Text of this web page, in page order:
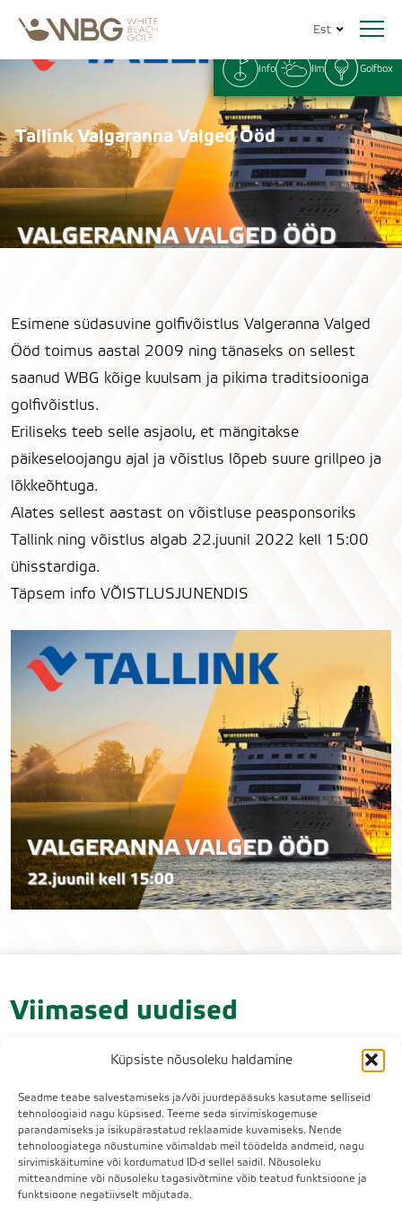
Küpsiste nõusoleku haldamine
Seadme teabe salvestamiseks ja/või juurdepääsuks kasutame selliseid
tehnoloogiaid nagu küpsised. Teeme seda sirvimiskogemuse
parandamiseks ja isikupärastatud reklaamide kuvamiseks. Nende
tehnoloogiatega nõustumine võimaldab meil töödelda andmeid, nagu
sirvimiskäitumine või kordumatud ID-d sellel saidil. Nõusoleku
mitteandmine või nõusoleku tagasivõtmine võib teatud funktsioone ja
funktsioone negatiivselt mõjutada.
Est
Tallink Valgaranna Valged Ööd
Esimene südasuvine golfivõistlus Valgeranna Valged
Ööd toimus aastal 2009 ning tänaseks on sellest
saanud WBG kõige kuulsam ja pikima traditsiooniga
golfivõistlus.
Eriliseks teeb selle asjaolu, et mängitakse
päikeseloojangu ajal ja võistlus lõpeb suure grillpeo ja
lõkkeõhtuga.
Alates sellest aastast on võistluse peasponsoriks
Tallink ning võistlus algab 22.juunil 2022 kell 15:00
ühisstardiga.
Täpsem info VÕISTLUSJUNENDIS
Viimased uudised
Info Ilm Golfbox